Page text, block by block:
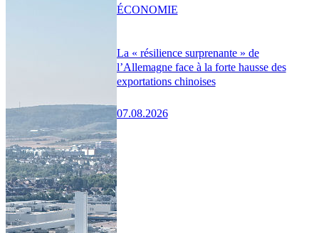
La « résilience surprenante » de
l’Allemagne face à la forte hausse des
exportations chinoises
07.08.2026
ÉCONOMIE